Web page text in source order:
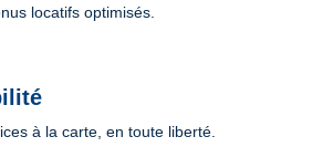
locatifs optimisés.
à la carte, en toute liberté.